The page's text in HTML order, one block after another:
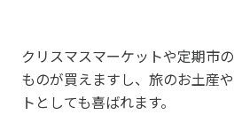
クリスマスマーケットや定期市
ものが買えますし、旅のお土産
トとしても喜ばれます。